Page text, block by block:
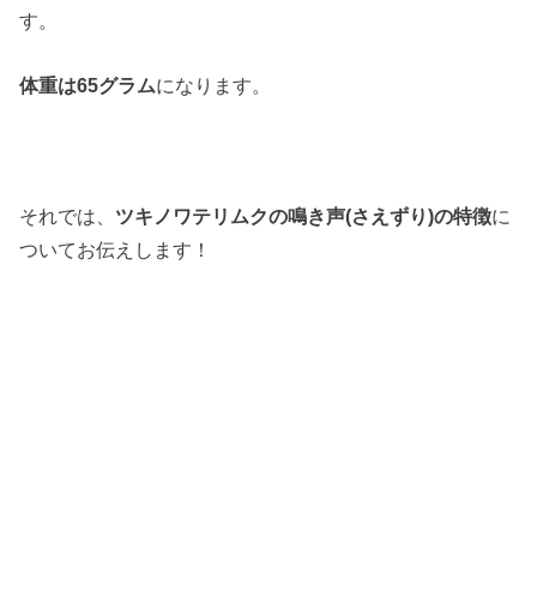
す。
体重は65グラムになります。
それでは、 ツキノワテリムクの鳴き声(さえずり)の特徴に
ついてお伝えします！